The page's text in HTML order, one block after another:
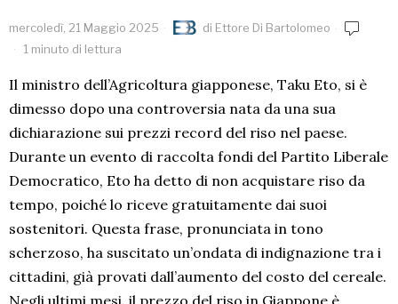
mercoledì, 21 Maggio 2025 di Ettore Di Bartolomeo
1 minuto di lettura
Il ministro dell’Agricoltura giapponese, Taku Eto, si è
dimesso dopo una controversia nata da una sua
dichiarazione sui prezzi record del riso nel paese.
Durante un evento di raccolta fondi del Partito Liberale
Democratico, Eto ha detto di non acquistare riso da
tempo, poiché lo riceve gratuitamente dai suoi
sostenitori. Questa frase, pronunciata in tono
scherzoso, ha suscitato un’ondata di indignazione tra i
cittadini, già provati dall’aumento del costo del cereale.